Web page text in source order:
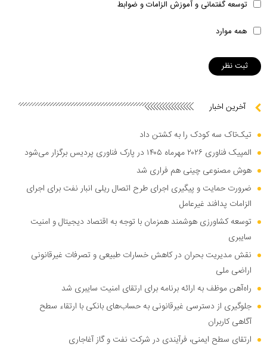
توسعه گفتمانی و آموزش الزامات و ضوابط
همه موارد
آخرین اخبار
تیک‌تاک سه کودک را به کشتن داد
المپیک فناوری ۲۰۲۶ مهرماه ۱۴۰۵ در پارک فناوری پردیس برگزار می‌شود
هوش مصنوعی چینی هم فراری شد
ضرورت حمایت و پیگیری اجرای طرح اتصال ریلی انبار نفت برای اجرای
الزامات پدافند غیرعامل
توسعه کشاورزی هوشمند همزمان با توجه به اقتصاد دیجیتال و امنیت
سایبری
نقش مدیریت بحران در کاهش خسارات طبیعی و تصرفات غیرقانونی
اراضی ملی
راه‌آهن موظف به ارائه برنامه برای ارتقای امنیت سایبری شد
جلوگیری از دسترسی غیرقانونی به حساب‌های بانکی با ارتقاء سطح
آگاهی کاربران
ارتقای سطح ایمنی، فرآیندی در شرکت نفت و گاز آغاجاری